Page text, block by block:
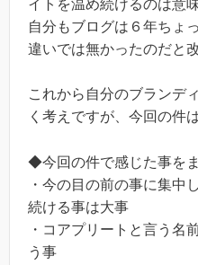
イトを温め続けるのは意
自分もブログは６年ちょ
違いでは無かったのだと
これから自分のブランデ
く考えですが、今回の件
◆今回の件で感じた事を
・今の目の前の事に集中
続ける事は大事
・コアプリートと言う名
う事